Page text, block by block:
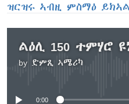
ዝርዝሩ ኣብዚ ምስማዕ
by ድምጺ ኣሜሪካ
No media
0:00